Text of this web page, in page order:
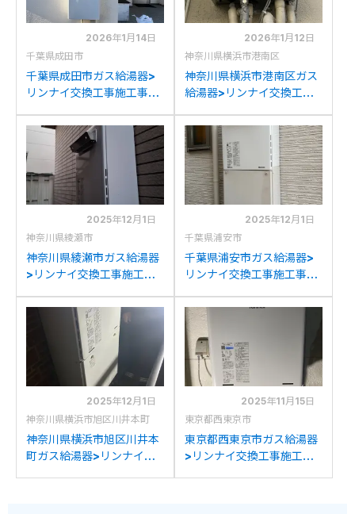
2026年1月14日
千葉県成田市
千葉県成田市ガス給湯器>
リンナイ交換工事施工事
V2405SAWからリンナイ
RUF-245SAW(B)への交換
2026年1月12日
神奈川県横浜市港南区
神奈川県横浜市港南区ガス
給湯器>リンナイ交換工事
GJ-C24T1からリンナイ
RUF-245SAW(B)への交換
2025年12月1日
神奈川県綾瀬市
神奈川県綾瀬市ガス給湯器
>リンナイ交換工事施工事
V2405SAWからリンナイ
RUF-245SAW(B)への交換
2025年12月1日
千葉県浦安市
千葉県浦安市ガス給湯器>
リンナイ交換工事施工事
A2400SAWからリンナイ
RUF-245SAW(B)への交換
2025年12月1日
神奈川県横浜市旭区川井本町
神奈川県横浜市旭区川井本
町ガス給湯器>リンナイ交
2025年11月15日
東京都西東京市
東京都西東京市ガス給湯器
>リンナイ交換工事施工事